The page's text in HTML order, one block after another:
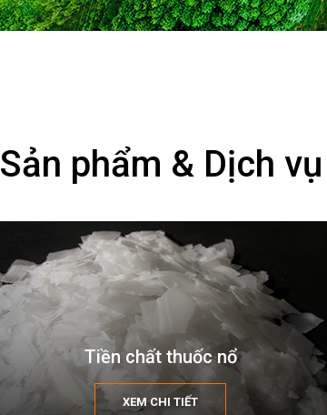
Sản phẩm & Dịch vụ
Tiền chất thuốc nổ
XEM CHI TIẾT